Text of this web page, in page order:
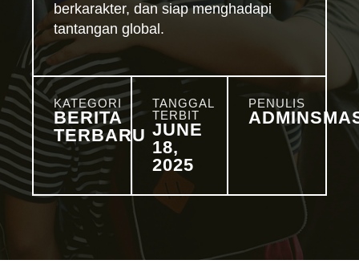
berkarakter, dan siap menghadapi
tantangan global.
KATEGORI
BERITA
TERBARU
TANGGAL
TERBIT
JUNE
18,
2025
PENULIS